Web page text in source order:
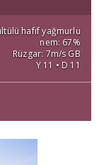
hafif yağmurlu
nem: 67%
Rüzgar: 7m/s GB
Y 11 • D 11